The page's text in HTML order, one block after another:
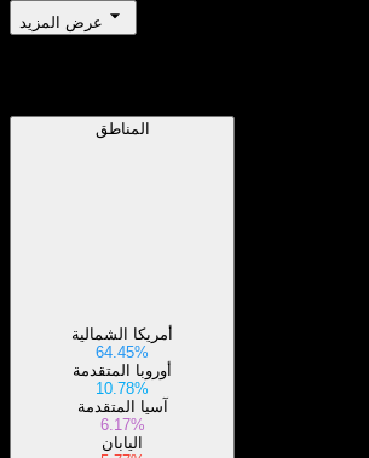
عرض المزيد
المناطق
أمريكا الشمالية
64.45%
أوروبا المتقدمة
10.78%
آسيا المتقدمة
6.17%
اليابان